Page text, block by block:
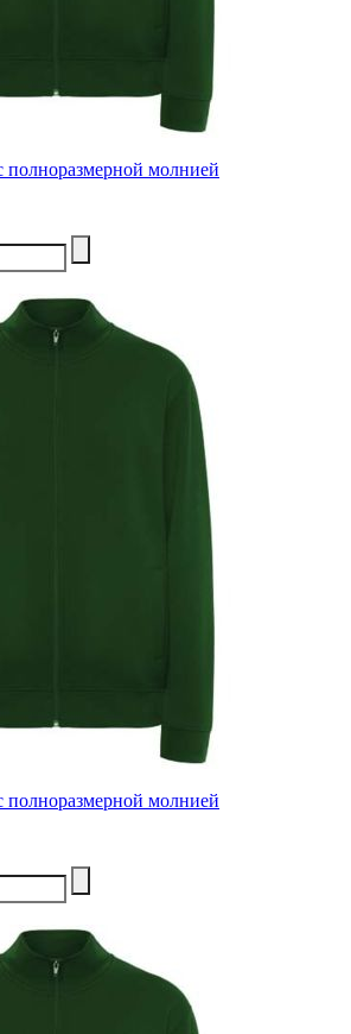
полноразмерной молнией
полноразмерной молнией